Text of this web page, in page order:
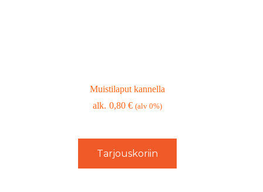
Muistilaput kannella
0,80€ (alv 0%)
Tarjouskoriin